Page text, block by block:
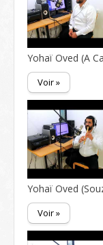
Yohaï Oved (A
Voir »
Yohaï Oved
Voir »